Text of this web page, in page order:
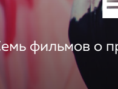
фильмов о